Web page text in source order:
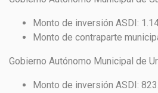
Monto de inversión ASDI:
Monto de contraparte
Gobierno Autónomo Municipal de
Monto de inversión ASDI: